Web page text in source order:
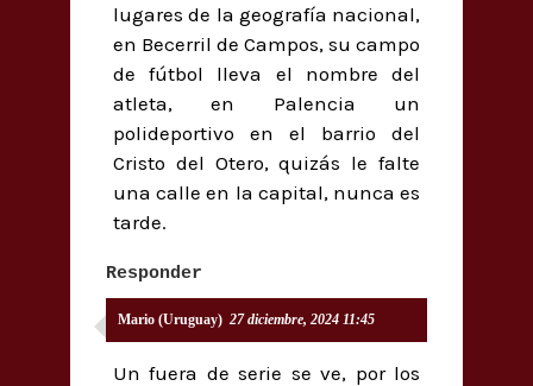
lugares de la geografía nacional,
en Becerril de Campos, su campo
de fútbol lleva el nombre del
atleta, en Palencia un
polideportivo en el barrio del
Cristo del Otero, quizás le falte
una calle en la capital, nunca es
tarde.
Responder
Mario (Uruguay) 27 diciembre, 2024 11:45
Un fuera de serie se ve, por los